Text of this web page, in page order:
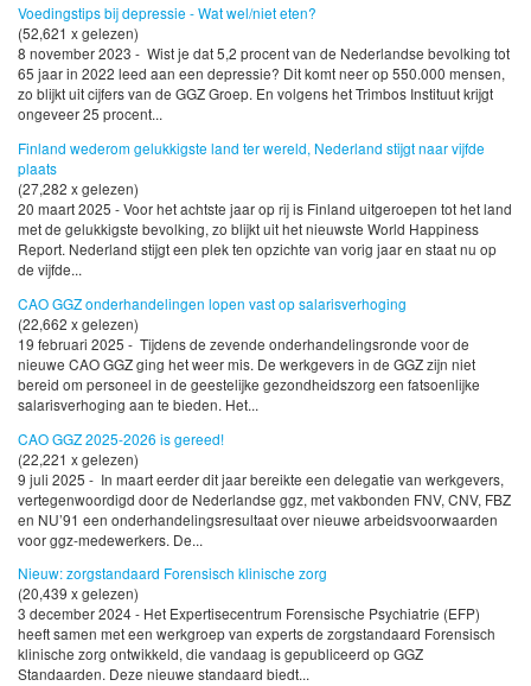
Voedingstips bij depressie - Wat wel/niet eten?
(52,621 x gelezen)
8 november 2023 - Wist je dat 5,2 procent van de Nederlandse bevolking tot
65 jaar in 2022 leed aan een depressie? Dit komt neer op 550.000 mensen,
zo blijkt uit cijfers van de GGZ Groep. En volgens het Trimbos Instituut krijgt
ongeveer 25 procent...
Finland wederom gelukkigste land ter wereld, Nederland stijgt naar vijfde
plaats
(27,282 x gelezen)
20 maart 2025 - Voor het achtste jaar op rij is Finland uitgeroepen tot het land
met de gelukkigste bevolking, zo blijkt uit het nieuwste World Happiness
Report. Nederland stijgt een plek ten opzichte van vorig jaar en staat nu op
de vijfde...
CAO GGZ onderhandelingen lopen vast op salarisverhoging
(22,662 x gelezen)
19 februari 2025 - Tijdens de zevende onderhandelingsronde voor de
nieuwe CAO GGZ ging het weer mis. De werkgevers in de GGZ zijn niet
bereid om personeel in de geestelijke gezondheidszorg een fatsoenlijke
salarisverhoging aan te bieden. Het...
CAO GGZ 2025-2026 is gereed!
(22,221 x gelezen)
9 juli 2025 - In maart eerder dit jaar bereikte een delegatie van werkgevers,
vertegenwoordigd door de Nederlandse ggz, met vakbonden FNV, CNV, FBZ
en NU’91 een onderhandelingsresultaat over nieuwe arbeidsvoorwaarden
voor ggz-medewerkers. De...
Nieuw: zorgstandaard Forensisch klinische zorg
(20,439 x gelezen)
3 december 2024 - Het Expertisecentrum Forensische Psychiatrie (EFP)
heeft samen met een werkgroep van experts de zorgstandaard Forensisch
klinische zorg ontwikkeld, die vandaag is gepubliceerd op GGZ
Standaarden. Deze nieuwe standaard biedt...